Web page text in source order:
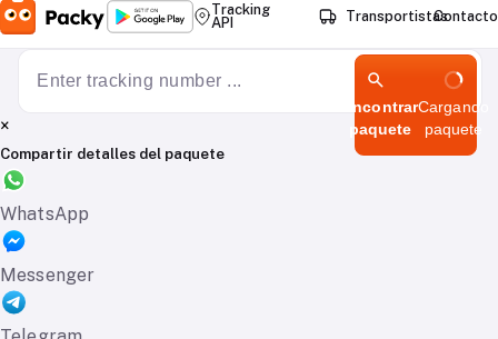
Tracking
API
TransportistasContacto
Encontrar
paquete
Cargando
paquete
×
Compartir detalles del paquete
WhatsApp
Messenger